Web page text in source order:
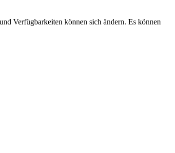
Verfügbarkeiten können sich ändern. Es können